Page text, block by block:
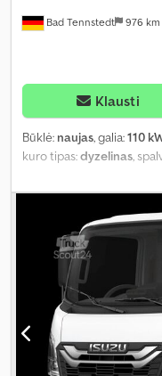
Bad Tennstedt 976 km
Klausti
Būklė: naujas, galia:110
kuro tipas:dyzelinas ,
centrinis užraktas,
,